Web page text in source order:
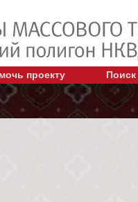
проекту Поиск